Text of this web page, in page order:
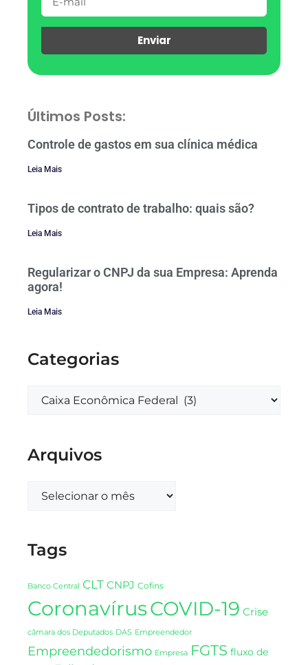
Enviar
Últimos Posts:
Controle de gastos em sua clínica médica
Leia Mais
Tipos de contrato de trabalho: quais são?
Leia Mais
Regularizar o CNPJ da sua Empresa: Aprenda
agora!
Leia Mais
Categorias
Arquivos
Tags
Banco Central CLT CNPJ Cofins
CoronavírusCOVID-19 Crise
câmara dos Deputados DAS Empreendedor
Empreendedorismo Empresa FGTS fluxo de